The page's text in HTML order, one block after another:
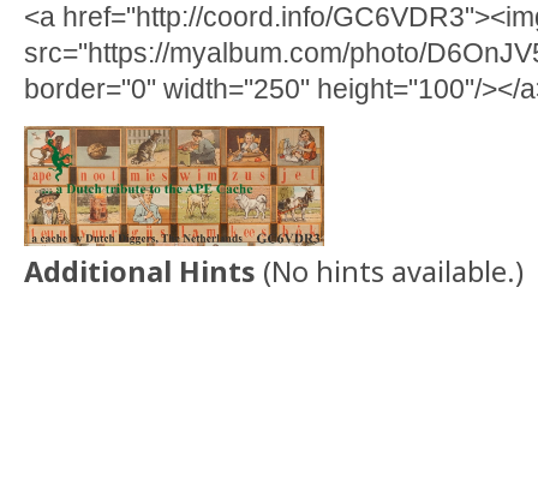
<a href="http://coord.info/
src="https://myalbum.com/photo/
border="0" width="250" height="100"/></
Additional Hints (No hints available.)